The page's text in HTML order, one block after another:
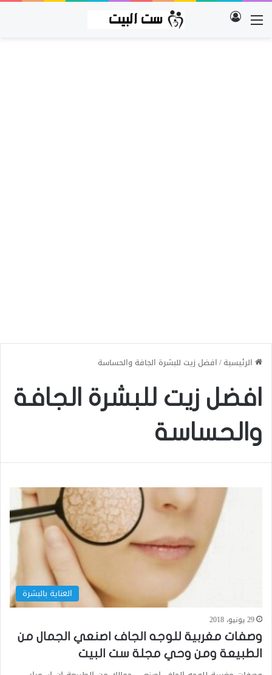
القائمة تسجيل الدخول
الرئيسية/افضل زيت للبشرة الجافة والحساسة
افضل زيت للبشرة الجافة
والحساسة
العناية بالبشرة
29 يونيو، 2018
وصفات مغربية للوجه الجاف اصنعي الجمال من
الطبيعة ومن وحي مجلة ست البيت